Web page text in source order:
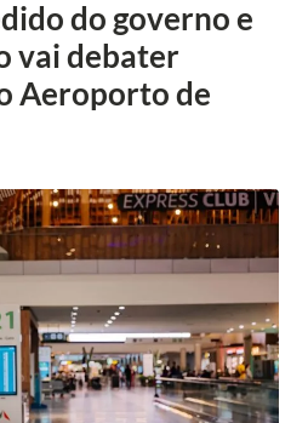
do governo e
vai debater
Aeroporto de